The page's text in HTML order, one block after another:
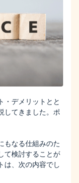
・デメリットとと
してきました。ポ
もなる仕組みのた
て検討することが
は、次の内容でし